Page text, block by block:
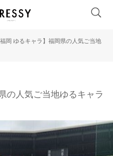
福岡 ゆるキャラ】福岡県の人気ご当地
の人気ご当地ゆるキャラ